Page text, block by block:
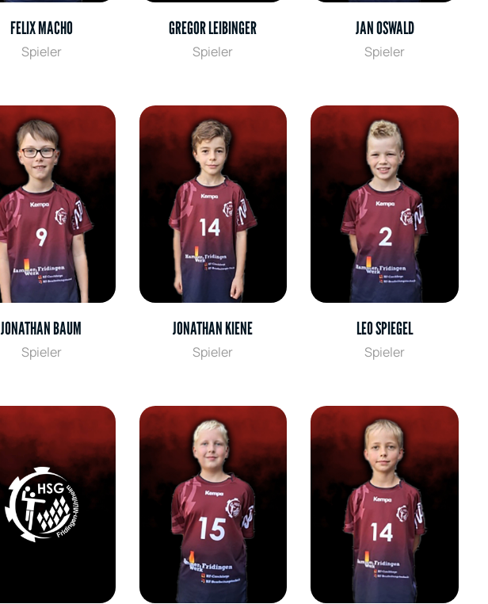
FELIX MACHO
Spieler
GREGOR LEIBINGER
Spieler
JAN OSWALD
Spieler
JONATHAN BAUM
Spieler
JONATHAN KIENE
Spieler
LEO SPIEGEL
Spieler